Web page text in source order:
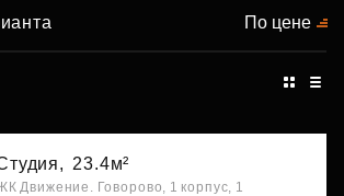
По цене
23.4м²
Движение. Говорово, 1 корпус, 1